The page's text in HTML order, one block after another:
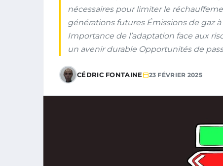
nécessaires pour limiter le
générations futures Émissions de gaz
Importance de l’adaptation face aux
un avenir durable Opportunités de
CÉDRIC FONTAINE 23 FÉVRIER 2025